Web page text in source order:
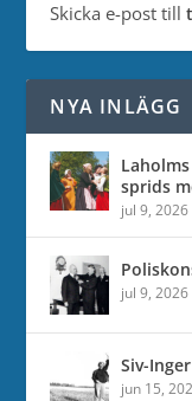
Skicka e-post till
NYA INLÄGG
sprids
jul 9, 2026
jul 9, 2026
Siv-
jun 15,